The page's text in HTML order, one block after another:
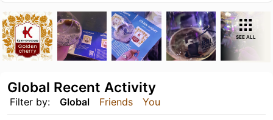
SEE ALL
Filter by: Global Friends You
Global Recent Activity